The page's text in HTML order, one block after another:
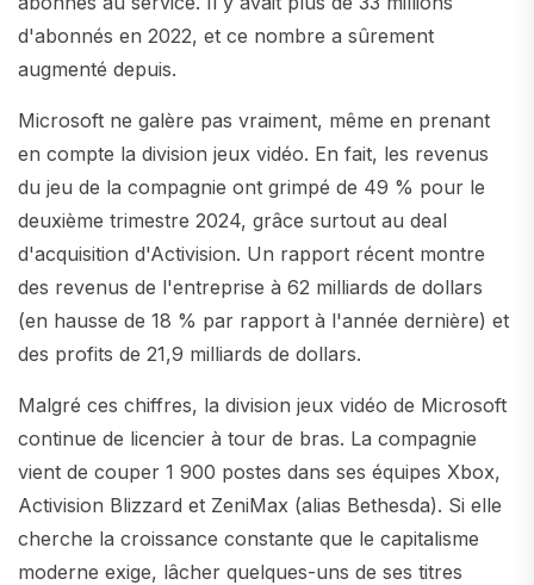
d'abonnés en 2022, et ce nombre a sûrement
augmenté depuis.
Microsoft ne galère pas vraiment, même en prenant
en compte la division jeux vidéo. En fait, les revenus
du jeu de la compagnie ont grimpé de 49 % pour le
deuxième trimestre 2024, grâce surtout au deal
d'acquisition d'Activision. Un rapport récent montre
des revenus de l'entreprise à 62 milliards de dollars
(en hausse de 18 % par rapport à l'année dernière) et
des profits de 21,9 milliards de dollars.
Malgré ces chiffres, la division jeux vidéo de Microsoft
continue de licencier à tour de bras. La compagnie
vient de couper 1 900 postes dans ses équipes Xbox,
Activision Blizzard et ZeniMax (alias Bethesda). Si elle
cherche la croissance constante que le capitalisme
moderne exige, lâcher quelques-uns de ses titres